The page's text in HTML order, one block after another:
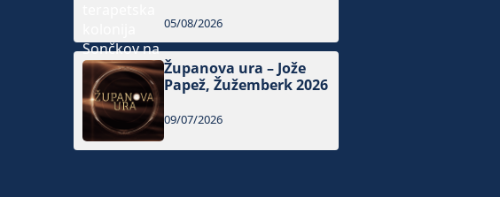
05/08/2026
Županova ura – Jože
Papež, Žužemberk 2026
09/07/2026